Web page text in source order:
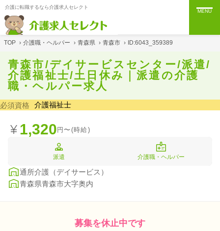
介護に転職するなら介護求人セレクト
MENU
TOP › 介護職・ヘルパー › 青森県 › 青森市 › ID:6043_359389
青森市/デイサービスセンター/派遣/
介護福祉士/土日休み｜派遣の介護
職・ヘルパー求人
必須資格 介護福祉士
1,320円〜(時給)
派遣 介護職・ヘルパー
通所介護（デイサービス）
青森県青森市大字奥内
募集を休止中です